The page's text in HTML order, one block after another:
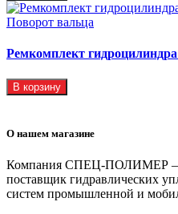
Ремкомплект
В корзину
О нашем магазине
Компания СПЕЦ-ПОЛИМЕР —
поставщик гидравлических
систем промышленной и